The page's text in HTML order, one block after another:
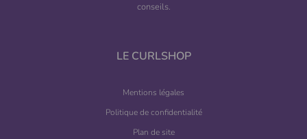
conseils.
LE CURLSHOP
Mentions légales
Politique de confidentialité
Plan de site